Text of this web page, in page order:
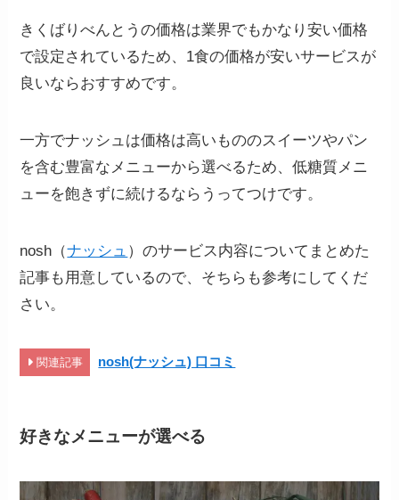
きくばりべんとうの価格は業界でもかなり安い価格
で設定されているため、1食の価格が安いサービスが
良いならおすすめです。
一方でナッシュは価格は高いもののスイーツやパン
を含む豊富なメニューから選べるため、低糖質メニ
ューを飽きずに続けるならうってつけです。
nosh（ナッシュ ）のサービス内容についてまとめた
記事も用意しているので、そちらも参考にしてくだ
さい。
関連記事 nosh(ナッシュ) 口コミ
好きなメニューが選べる